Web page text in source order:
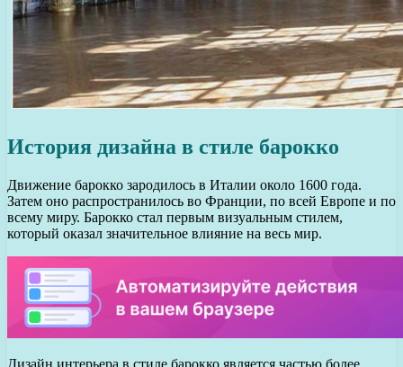
История дизайна в стиле барокко
Движение барокко зародилось в Италии около 1600 года.
Затем оно распространилось во Франции, по всей Европе и по
всему миру. Барокко стал первым визуальным стилем,
который оказал значительное влияние на весь мир.
Дизайн интерьера в стиле барокко является частью более